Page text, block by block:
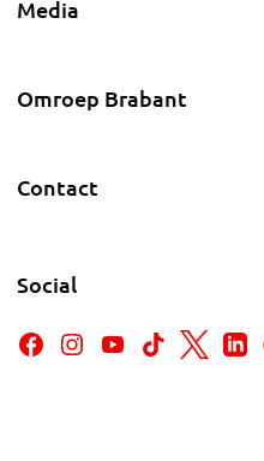
Media
Omroep Brabant
Contact
Social